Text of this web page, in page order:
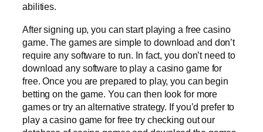
abilities.
After signing up, you can start playing a free casino
game. The games are simple to download and don’t
require any software to run. In fact, you don’t need to
download any software to play a casino game for
free. Once you are prepared to play, you can begin
betting on the game. You can then look for more
games or try an alternative strategy. If you’d prefer to
play a casino game for free try checking out our